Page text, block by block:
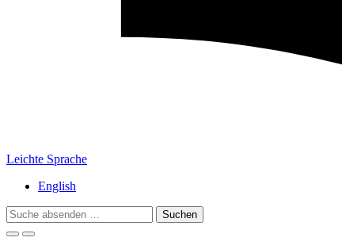
Leichte Sprache
English
Search
for: